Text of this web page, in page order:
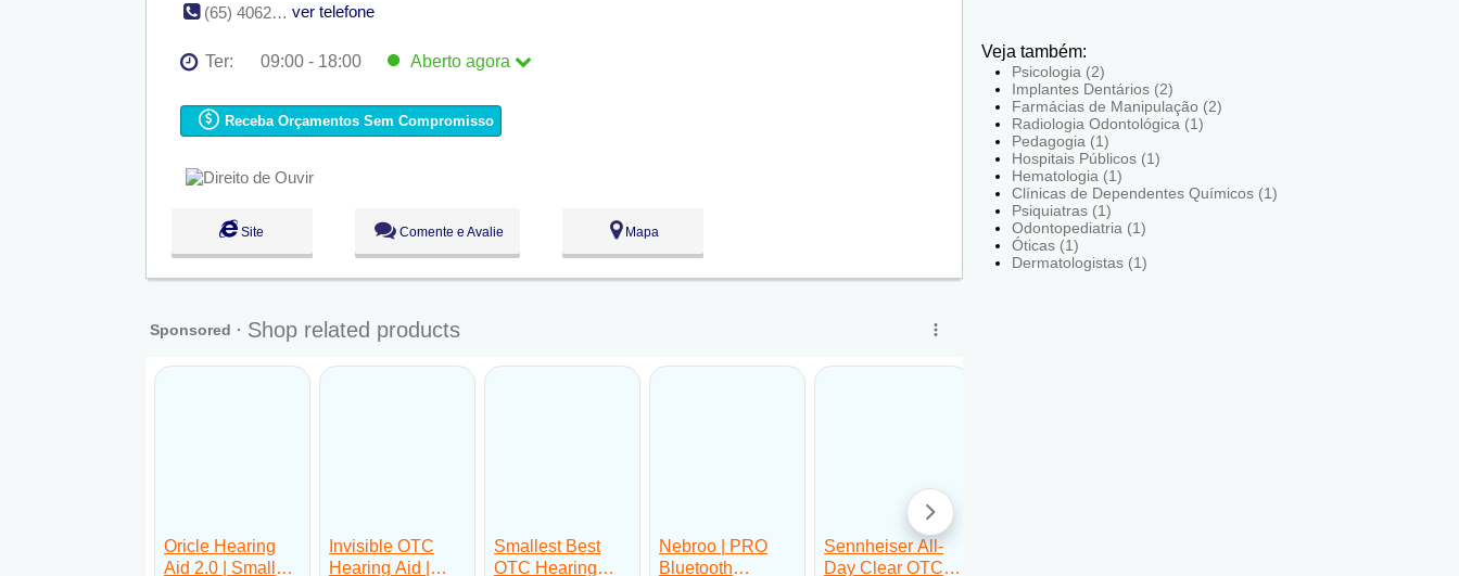
(65) 4062-0606 ver telefone
Ter: 09:00 - 18:00 Aberto agora
Ter:
09:00 - 18:00 Abertoagora
Qua:
09:00 - 18:00
Sex:
09:00 - 18:00
Receba Orçamentos Sem Compromisso
Site Comente e Avalie Mapa
Veja também:
Psicologia (2)
Implantes Dentários (2)
Farmácias de Manipulação (2)
Radiologia Odontológica (1)
Pedagogia (1)
Hospitais Públicos (1)
Hematologia (1)
Clínicas de Dependentes Químicos (1)
Psiquiatras (1)
Odontopediatria (1)
Óticas (1)
Dermatologistas (1)